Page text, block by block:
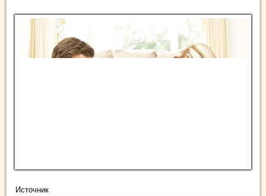
Источник